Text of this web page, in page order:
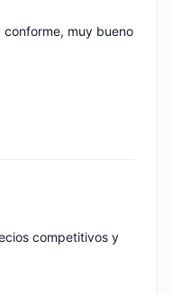
muy bueno
competitivos y